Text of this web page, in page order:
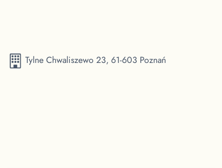
Tylne Chwaliszewo 23, 61-603 Poznań